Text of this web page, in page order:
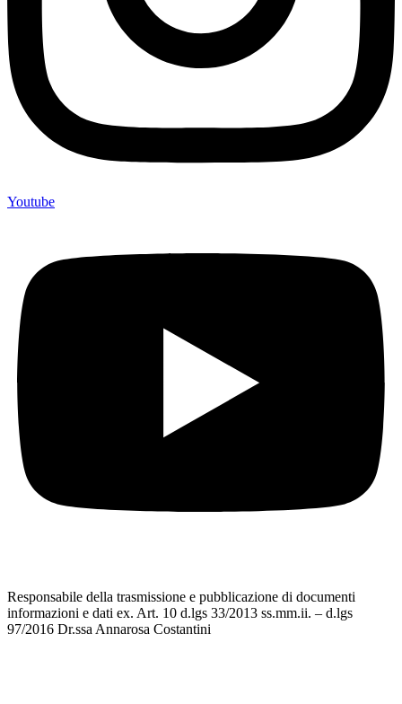
Youtube
Responsabile della trasmissione e pubblicazione di documenti
informazioni e dati ex. Art. 10 d.lgs 33/2013 ss.mm.ii. – d.lgs
97/2016 Dr.ssa Annarosa Costantini